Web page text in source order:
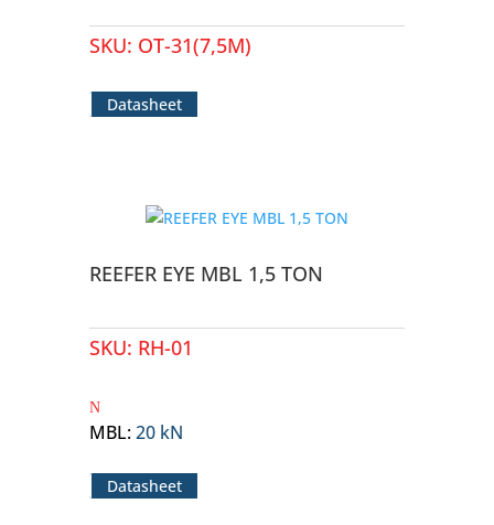
SKU: OT-31(7,5M)
Datasheet
REEFER EYE MBL 1,5 TON
SKU: RH-01
MBL:20 kN
Datasheet